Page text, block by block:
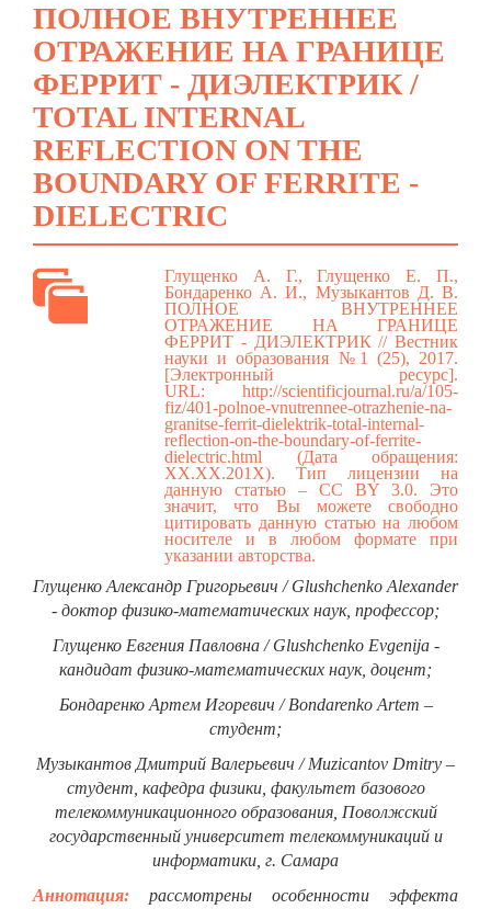
ПОЛНОЕ ВНУТРЕННЕЕ
ОТРАЖЕНИЕ НА ГРАНИЦЕ
ФЕРРИТ - ДИЭЛЕКТРИК /
TOTAL INTERNAL
REFLECTION ON THE
BOUNDARY OF FERRITE -
DIELECTRIC
Глущенко А. Г., Глущенко Е. П.,
Бондаренко А. И., Музыкантов Д. В.
ПОЛНОЕ ВНУТРЕННЕЕ
ОТРАЖЕНИЕ НА ГРАНИЦЕ
ФЕРРИТ - ДИЭЛЕКТРИК // Вестник
науки и образования №1 (25), 2017.
[Электронный ресурс].
URL: http://scientificjournal.ru/a/105-
fiz/401-polnoe-vnutrennee-otrazhenie-na-
granitse-ferrit-dielektrik-total-internal-
reflection-on-the-boundary-of-ferrite-
dielectric.html (Дата обращения:
ХХ.ХХ.201Х). Тип лицензии на
данную статью – CC BY 3.0. Это
значит, что Вы можете свободно
цитировать данную статью на любом
носителе и в любом формате при
указании авторства.
Глущенко Александр Григорьевич / Glushchenko Alexander
- доктор физико-математических наук, профессор;
Глущенко Евгения Павловна / Glushchenko Evgenija -
кандидат физико-математических наук, доцент;
Бондаренко Артем Игоревич / Bondarenko Artem –
студент;
Музыкантов Дмитрий Валерьевич / Muziсantov Dmitry –
студент, кафедра физики, факультет базового
телекоммуникационного образования, Поволжский
государственный университет телекоммуникаций и
информатики, г. Самара
Аннотация: рассмотрены особенности эффекта